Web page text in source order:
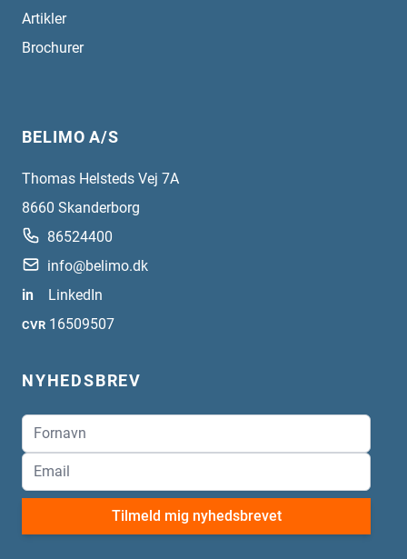
Artikler
Brochurer
BELIMO A/S
Thomas Helsteds Vej 7A
8660 Skanderborg
86524400
info@belimo.dk
in
LinkedIn
CVR 16509507
NYHEDSBREV
Tilmeld mig nyhedsbrevet